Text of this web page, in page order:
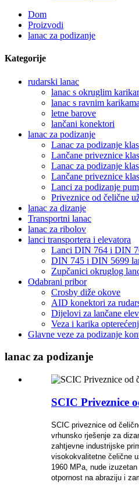
Dom
Proizvodi
lanac za podizanje
Kategorije
rudarski lanac
lanac s okruglim
lanac s ravnim karikama
letne barove
lančani konektori
lanac za podizanje
Lanac za podizanje
Lančane priveznice
Lanac za podizanje
Lančane priveznice
Lanci za podizanje
Priveznice od čelične
lanac za dizanje
Transportni lanac
lanac za ribolov
lanci transportera i elevatora
Lanci DIN 764 i DIN
DIN 745 i DIN 5699
Zupčanici okruglog
Odabrani pribor
Crosby diže okove
AID konektori za
Dijelovi za lančane
Veza i karika
Glavne veze za podizanje
lanac za podizanje
SCIC Priveznice
SCIC priveznice od
vrhunsko rješenje za
zahtjevne industrijske
visokokvalitetne čelične
1960 MPa, nude
otpornost na abraziju i